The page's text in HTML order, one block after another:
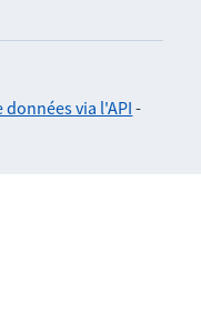
données via l'API-